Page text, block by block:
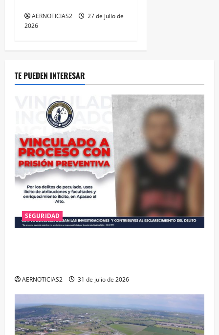
AERNOTICIAS2
27 de julio de
2026
TE PUEDEN INTERESAR
SEGURIDAD
AERNOTICIAS2 31 de julio de 2026